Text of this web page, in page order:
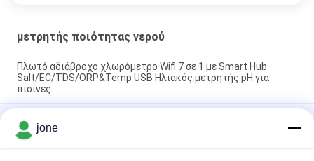
μετρητής ποιότητας νερού
Πλωτό αδιάβροχο χλωρόμετρο Wifi 7 σε 1 με Smart Hub
Salt/EC/TDS/ORP&Temp USB Ηλιακός μετρητής pH για
πισίνες
ποιότητας νερού για pH υπολειμματικό χλώριο συνολικό
χλώριο
jone